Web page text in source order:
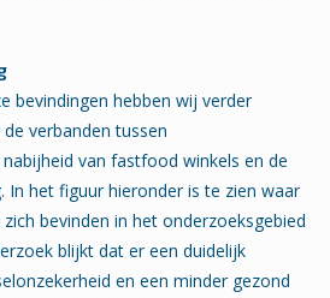
bevindingen hebben wij verder
verbanden tussen
van fastfood winkels en de
In het figuur hieronder is te zien waar
bevinden in het onderzoeksgebied
blijkt dat er een duidelijk
en een minder gezond